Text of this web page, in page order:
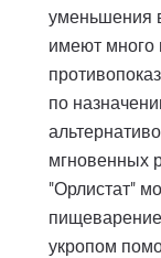
уменьшения
имеют много
по
мгновенных
"Орлистат"
укропом